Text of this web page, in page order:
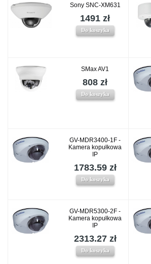
Sony SNC-XM631
1491 zł
Do koszyka
SMax AV1
808 zł
Do koszyka
GV-MDR3400-1F -
Kamera kopułkowa
IP
1783.59 zł
Do koszyka
GV-MDR5300-2F -
Kamera kopułkowa
IP
2313.27 zł
Do koszyka